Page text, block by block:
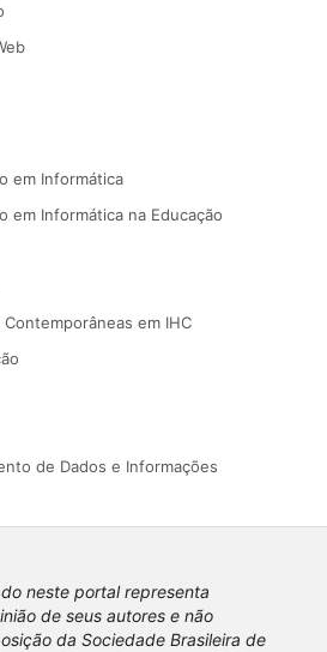
em Informática
em Informática na Educação
em IHC
de Dados e Informações
neste portal representa
de seus autores e não
da Sociedade Brasileira de